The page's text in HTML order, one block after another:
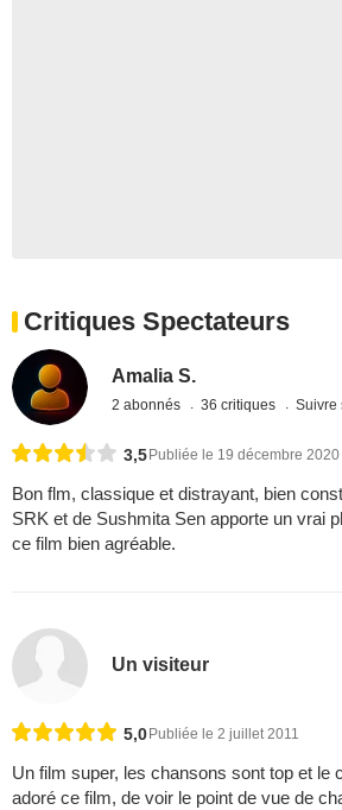
Critiques Spectateurs
Amalia S.
2 abonnés 36 critiques Suivre
3,5 Publiée le 19 décembre 2020
Bon flm, classique et distrayant, bien
SRK et de Sushmita Sen apporte un vrai
ce film bien agréable.
Un visiteur
5,0 Publiée le 2 juillet 2011
Un film super, les chansons sont top et le
adoré ce film, de voir le point de vue de